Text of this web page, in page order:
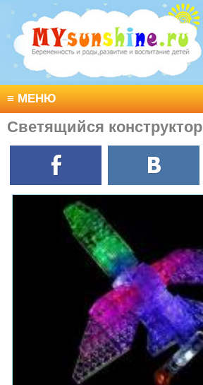
≡МЕНЮ
Светящийся конструктор